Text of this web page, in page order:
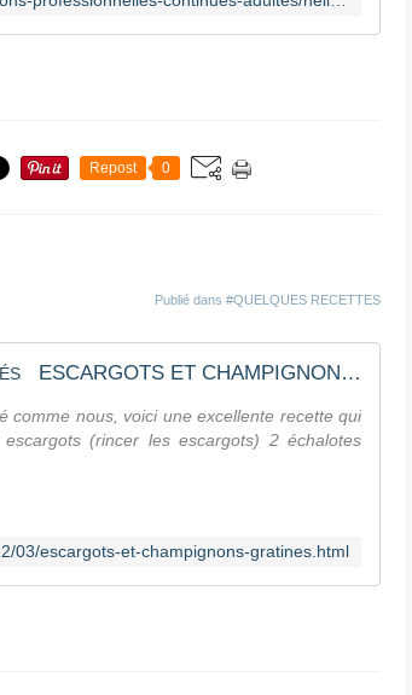
Repost 0
Publié dans #QUELQUES RECETTES
ESCARGOTS ET CHAMPIGNONS GRATINÉS
comme nous, voici une excellente recette qui
(rincer les escargots) 2 échalotes
03/escargots-et-champignons-gratines.html